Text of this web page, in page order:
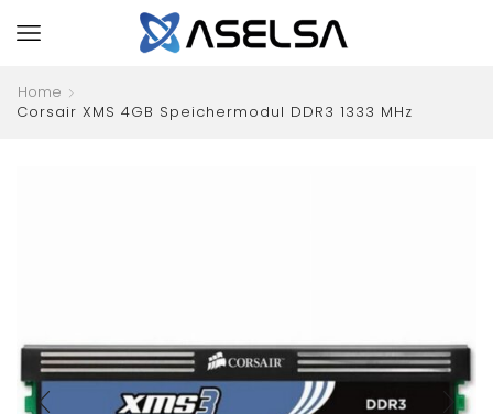
Home
Corsair XMS 4GB Speichermodul DDR3 1333 MHz